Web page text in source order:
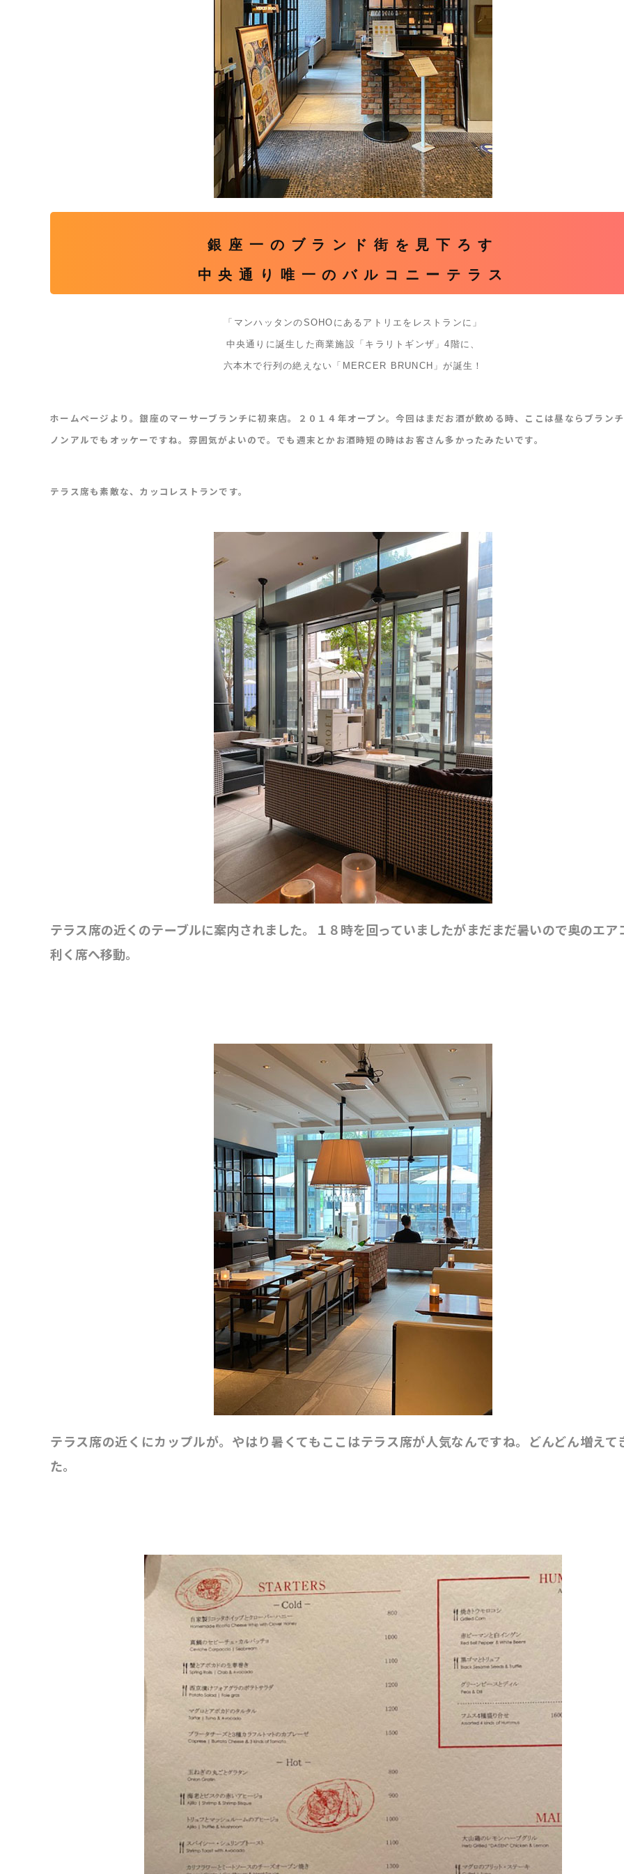
銀座一のブランド街を見下ろす
中央通り唯一のバルコニーテラス
「マンハッタンのSOHOにあるアトリエをレストランに」
中央通りに誕生した商業施設「キラリトギンザ」4階に、
六本木で行列の絶えない「MERCER BRUNCH」が誕生！
ホームページより。銀座のマーサーブランチに初来店。２０１４年オープン。今回はまだお酒が飲める時、ここは昼ならブラン
ノンアルでもオッケーですね。雰囲気がよいので。でも週末とかお酒時短の時はお客さん多かったみたいです。
テラス席も素敵な、カッコレストランです。
テラス席の近くのテーブルに案内されました。１８時を回っていましたがまだまだ暑いので奥のエア
利く席へ移動。
テラス席の近くにカップルが。やはり暑くてもここはテラス席が人気なんですね。どんどん増えて
た。